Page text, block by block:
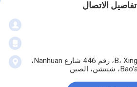
تفاصيل الاتصال
12F، الكتلة B، Xingzhan Plaza، رقم 446 شارع Nanhuan،